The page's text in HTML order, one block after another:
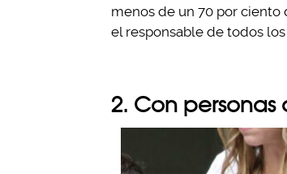
menos de un 70 por ciento
el responsable de todos
2. Con personas